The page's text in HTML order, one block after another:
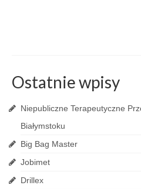
Ostatnie wpisy
Niepubliczne Terapeutyczne
Białymstoku
Big Bag Master
Jobimet
Drillex